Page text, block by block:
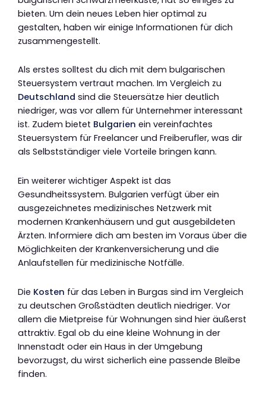
bieten. Um dein neues Leben hier optimal zu
gestalten, haben wir einige Informationen für dich
zusammengestellt.
Als erstes solltest du dich mit dem bulgarischen
Steuersystem vertraut machen. Im Vergleich zu
Deutschland sind die Steuersätze hier deutlich
niedriger, was vor allem für Unternehmer interessant
ist. Zudem bietet Bulgarien ein vereinfachtes
Steuersystem für Freelancer und Freiberufler, was dir
als Selbstständiger viele Vorteile bringen kann.
Ein weiterer wichtiger Aspekt ist das
Gesundheitssystem. Bulgarien verfügt über ein
ausgezeichnetes medizinisches Netzwerk mit
modernen Krankenhäusern und gut ausgebildeten
Ärzten. Informiere dich am besten im Voraus über die
Möglichkeiten der Krankenversicherung und die
Anlaufstellen für medizinische Notfälle.
Die Kosten für das Leben in Burgas sind im Vergleich
zu deutschen Großstädten deutlich niedriger. Vor
allem die Mietpreise für Wohnungen sind hier äußerst
attraktiv. Egal ob du eine kleine Wohnung in der
Innenstadt oder ein Haus in der Umgebung
bevorzugst, du wirst sicherlich eine passende Bleibe
finden.